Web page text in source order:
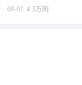
外，粮库内，
储备库副主任
将来临，我们
08-07 4.3万阅